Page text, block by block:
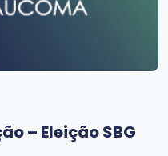
– Eleição SBG